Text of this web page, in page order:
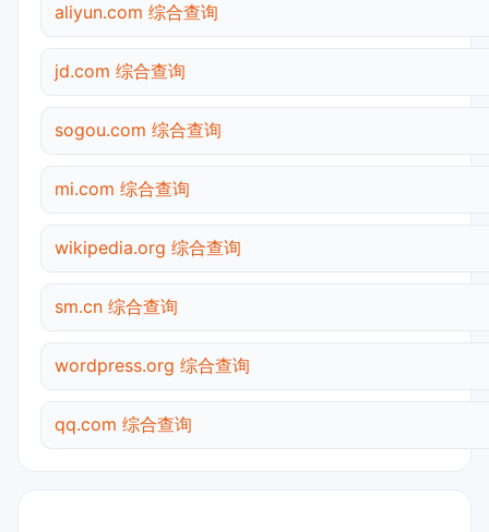
aliyun.com 综合查询
jd.com 综合查询
sogou.com 综合查询
mi.com 综合查询
wikipedia.org 综合查询
sm.cn 综合查询
wordpress.org 综合查询
qq.com 综合查询